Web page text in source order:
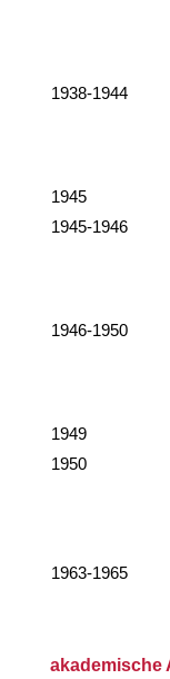
1938-1944
1945
1945-1946
1946-1950
1949
1950
1963-1965
akademische